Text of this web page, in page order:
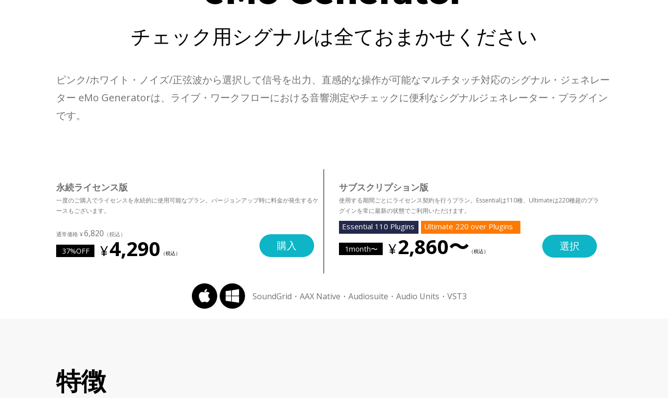
チェック用シグナルは全ておまかせください
ピンク/ホワイト・ノイズ/正弦波から選択して信号を出力、直感的な操作が可能なマルチタッチ対応のシグナル・ジェネレー
ター eMo Generatorは、ライブ・ワークフローにおける音響測定やチェックに便利なシグナルジェネレーター・プラグイン
です。
永続ライセンス版
一度のご購入でライセンスを永続的に使用可能なプラン。バージョンアップ時に料金が発生するケ
ースもございます。
6,820
37%OFF 4,290 購入
サブスクリプション版
使用する期間ごとにライセンス契約を行うプラン。Essentialは110種、Ultimateは220種超のプラ
グインを常に最新の状態でご利用いただけます。
Essential 110 Plugins Ultimate 220 over Plugins
1month〜 2,860〜 選択
SoundGrid・AAX Native・Audiosuite・Audio Units・VST3
特徴